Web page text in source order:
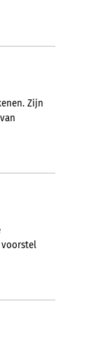
Zijn
voorstel